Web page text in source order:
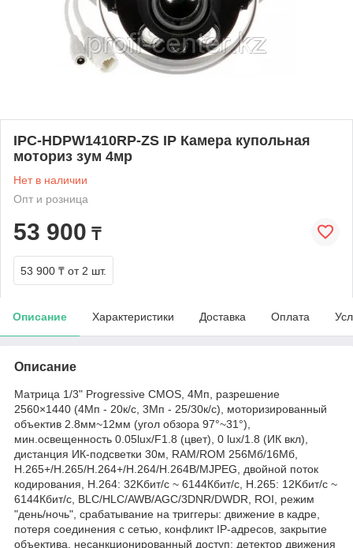
IPC-HDPW1410RP-ZS IP Камера купольная
моториз зум 4мр
Нет в наличии
Опт и розница
53 900 ₸
53 900 ₸ от 2 шт.
Описание Характеристики Доставка Оплата
Описание
Матрица 1/3" Progressive CMOS, 4Мп, разрешение
2560×1440 (4Мп - 20к/с, 3Мп - 25/30к/с), моторизированный
объектив 2.8мм~12мм (угол обзора 97°~31°),
мин.освещенность 0.05lux/F1.8 (цвет), 0 lux/1.8 (ИК вкл),
дистанция ИК-подсветки 30м, RAM/ROM 256Мб/16Мб,
H.265+/H.265/H.264+/H.264/H.264В/MJPEG, двойной поток
кодирования, H.264: 32Kбит/с ~ 6144Кбит/с, H.265: 12Kбит/с ~
6144Кбит/с, BLC/HLC/AWB/AGC/3DNR/DWDR, ROI, режим
"день/ночь", срабатывание на триггеры: движение в кадре,
потеря соединения с сетью, конфликт IP-адресов, закрытие
объектива, несанкционированный доступ; детектор движения